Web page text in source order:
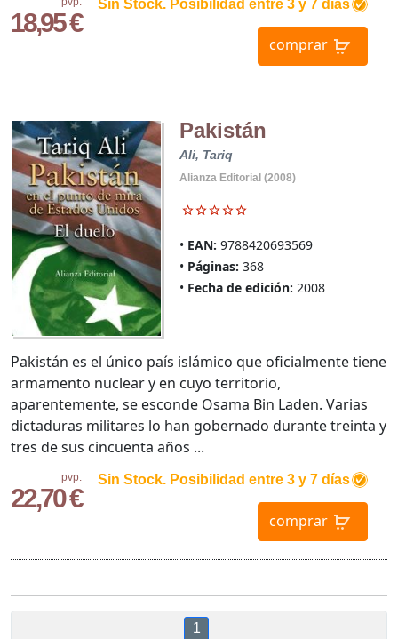
18,95 €
Sin Stock. Posibilidad entre 3 y 7 días
comprar
Pakistán
Ali, Tariq
Alianza Editorial (2008)
EAN: 9788420693569
Páginas: 368
Fecha de edición: 2008
pvp.
22,70 €
Sin Stock. Posibilidad entre 3 y 7 días
comprar
Pakistán es el único país islámico que oficialmente tiene
armamento nuclear y en cuyo territorio,
aparentemente, se esconde Osama Bin Laden. Varias
dictaduras militares lo han gobernado durante treinta y
tres de sus cincuenta años ...
1